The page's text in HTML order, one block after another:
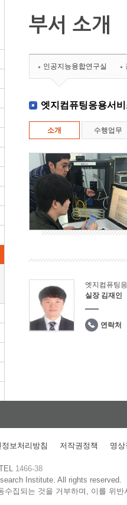
부서 소개
인공지능융합연구실
엣지컴퓨팅응용서
소개 수행업무
엣지컴퓨팅
실장 김재인
연락처
보처리방침 저작권정책 영
1466-38
Institute.All rights reserved.
수집되는 것을 거부하며, 이를 위